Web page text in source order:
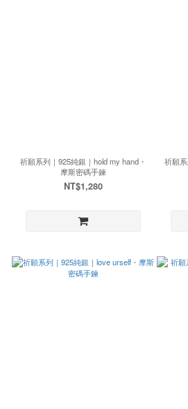
祈願系列｜925純銀｜hold my hand・
摩斯密碼手鍊
NT$1,280
祈願